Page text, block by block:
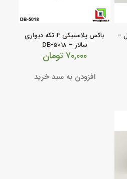
–
باکس پلاستیکی 4 تکه دیواری
سالار – DB-5018
۷۰,۰۰۰ تومان
افزودن به سبد خرید